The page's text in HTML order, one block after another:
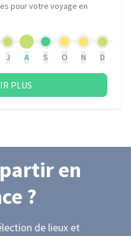
pour votre voyage en
J A S O N D
PLUS
en
?
de lieux et